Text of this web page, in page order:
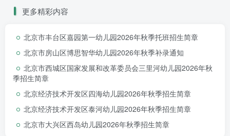
幼儿园咨询电话：15600775446
北京市朝阳区星河湾幼儿园欢迎您！
更多精彩内容
北京市丰台区嘉园第一幼儿园2026年秋季托班招生简章
北京市房山区博思智华幼儿园2026年秋季补录通知
北京市西城区国家发展和改革委员会三里河幼儿园2026年秋
季招生简章
北京经济技术开发区四海幼儿园2026年秋季招生简章
北京经济技术开发区泰河幼儿园2026年秋季招生简章
北京市大兴区西岛幼儿园2026年秋季招生简章